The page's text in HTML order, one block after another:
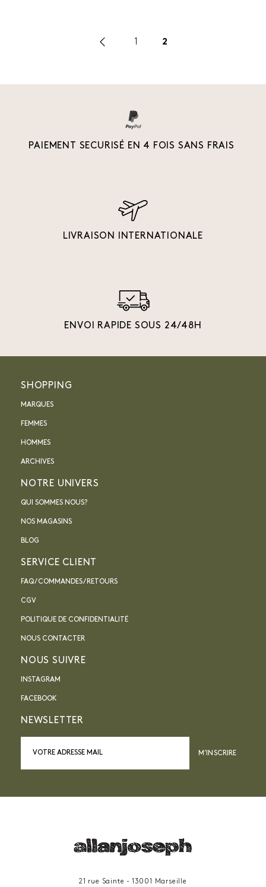
1 2
PAIEMENT SECURISÉ EN 4 FOIS SANS FRAIS
LIVRAISON INTERNATIONALE
ENVOI RAPIDE SOUS 24/48H
SHOPPING
MARQUES
FEMMES
HOMMES
ARCHIVES
NOTRE UNIVERS
QUI SOMMES NOUS?
NOS MAGASINS
BLOG
SERVICE CLIENT
FAQ / COMMANDES / RETOURS
CGV
POLITIQUE DE CONFIDENTIALITÉ
NOUS CONTACTER
NOUS SUIVRE
INSTAGRAM
FACEBOOK
NEWSLETTER
M’INSCRIRE
21 rue Sainte - 13001 Marseille